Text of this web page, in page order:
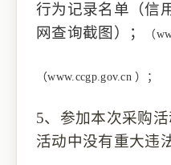
行为记录名单 （信
网查询截图 ）； （
（www.ccgp.gov.cn ） ；
5、 参加本次采购
活动中没有重大违